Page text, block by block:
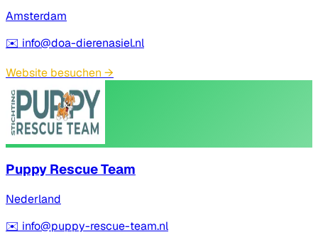
Amsterdam
✉️ info@doa-dierenasiel.nl
Website besuchen →
Puppy Rescue Team
Nederland
✉️ info@puppy-rescue-team.nl